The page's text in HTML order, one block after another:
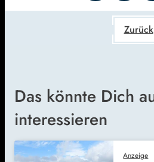
Zurück
Das könnte Dich
interessieren
Anzeige